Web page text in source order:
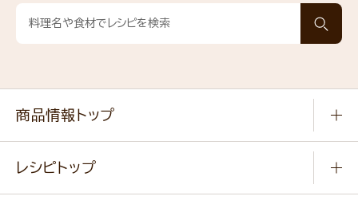
商品情報トップ
レシピトップ